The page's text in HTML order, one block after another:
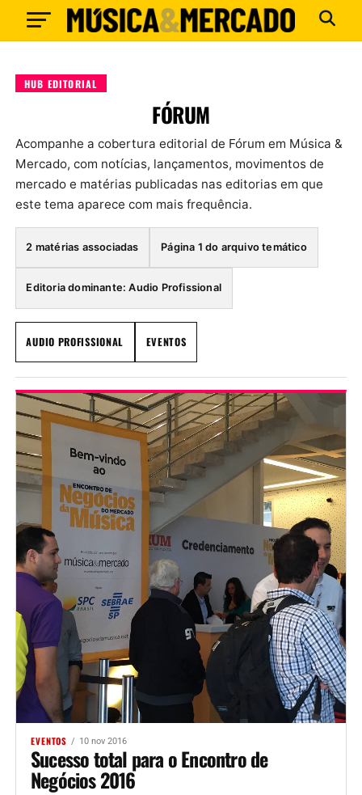
HUB EDITORIAL
FÓRUM
Acompanhe a cobertura editorial de Fórum em Música &
Mercado, com notícias, lançamentos, movimentos de
mercado e matérias publicadas nas editorias em que
este tema aparece com mais frequência.
2 matérias associadas Página 1 do arquivo temático
Editoria dominante: Audio Profissional
AUDIO PROFISSIONAL EVENTOS
EVENTOS 10 nov 2016
Sucesso total para o Encontro de
Negócios 2016